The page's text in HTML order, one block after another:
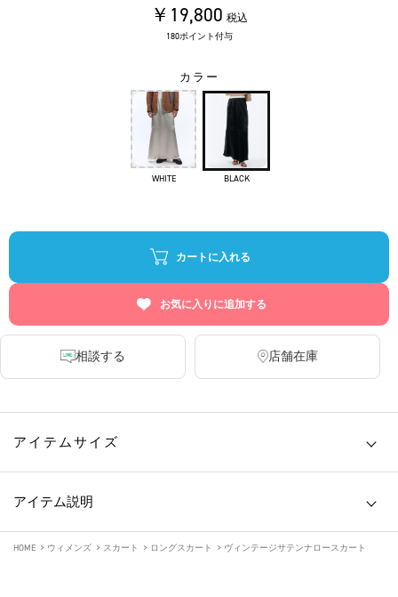
￥19,800 税込
180ポイント付与
カラー
WHITE BLACK
カートに入れる
お気に入りに追加する
相談する 店舗在庫
アイテムサイズ
アイテム説明
HOME > ウィメンズ > スカート > ロングスカート > ヴィンテージサテンナロースカート